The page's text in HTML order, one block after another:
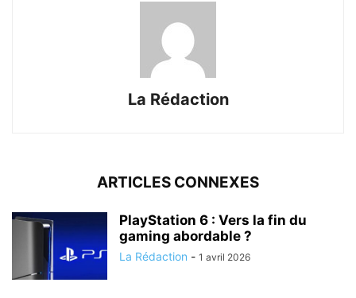
La Rédaction
ARTICLES CONNEXES
PlayStation 6 : Vers la fin du
gaming abordable ?
La Rédaction - 1 avril 2026